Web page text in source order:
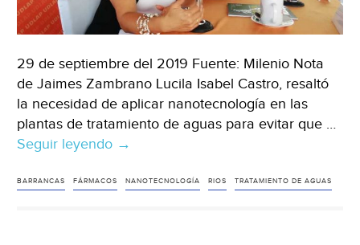
29 de septiembre del 2019 Fuente: Milenio Nota
de Jaimes Zambrano Lucila Isabel Castro, resaltó
la necesidad de aplicar nanotecnología en las
plantas de tratamiento de aguas para evitar que …
Seguir leyendo Puebla:
Udlap
→
BARRANCAS FÁRMACOS NANOTECNOLOGÍA RIOS TRATAMIENTO DE AGUAS